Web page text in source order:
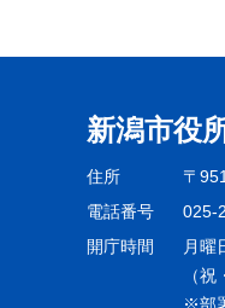
新潟市役
住所 〒
電話番号
025-
開庁時間
月曜
（
※部